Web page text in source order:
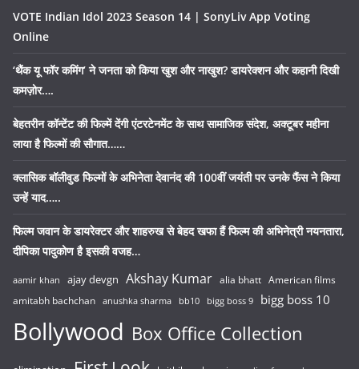
VOTE Indian Idol 2023 Season 14 | SonyLiv App Voting
Online
‘थैंक यू फॉर कमिंग’ ने जनता को किया खुश और नाखुश? डायरेक्शन और कहानी दिखी
कमज़ोर….
बेहतरीन कॉन्टेंट की फिल्में देंगी एंटरटेनमेंट के साथ सामाजिक संदेश, अक्टूबर महीना
लाया है फिल्मों की सौगात……
क्लासिक बॉलीवुड फिल्मों के अभिनेता देवानंद की 100वीं जयंती पर उनके फैंस ने किया
उन्हें याद…..
फिल्म जवान के डायरेक्टर और शाहरुख से बेहद खफा हैं फिल्म की अभिनेत्री नयनतारा,
दीपिका पादुकोण है इसकी वजह…
aamir khan ajay devgn Akshay Kumar alia bhatt American films
amitabh bachchan anushka sharma bb10 bigg boss 9 bigg boss 10
Bollywood Box Office Collection